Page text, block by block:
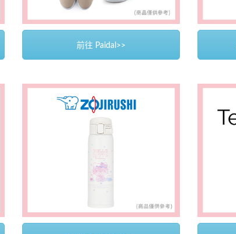
前往 Paidal>>